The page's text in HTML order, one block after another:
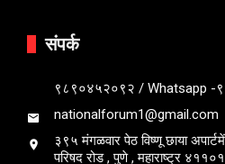
संपर्क
९८९०४५२०९२ / Whatsapp -
nationalforum1@gmail.com
३९५ मंगळवार पेठ विष्णू छाया
परिषद रोड , पुणे , महाराष्ट्र